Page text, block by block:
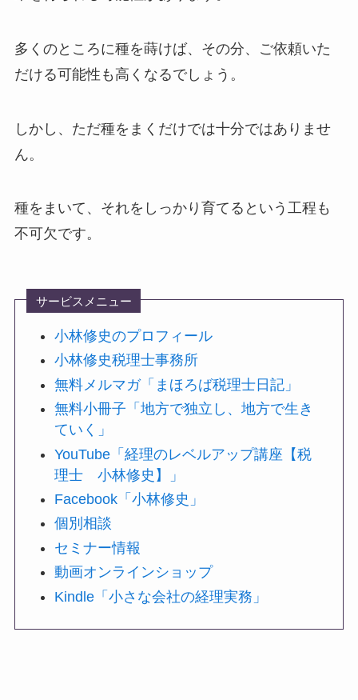
多くのところに種を蒔けば、その分、ご依頼いた
だける可能性も高くなるでしょう。
しかし、ただ種をまくだけでは十分ではありませ
ん。
種をまいて、それをしっかり育てるという工程も
不可欠です。
サービスメニュー
小林修史のプロフィール
小林修史税理士事務所
無料メルマガ「まほろば税理士日記」
無料小冊子「地方で独立し、地方で生き
ていく」
YouTube「経理のレベルアップ講座【税
理士 小林修史】」
Facebook「小林修史」
個別相談
セミナー情報
動画オンラインショップ
Kindle「小さな会社の経理実務」